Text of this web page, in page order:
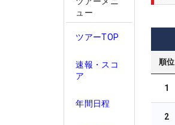
ュー
ツアーTOP
速報・スコ
ア
年間日程
順位
1
2